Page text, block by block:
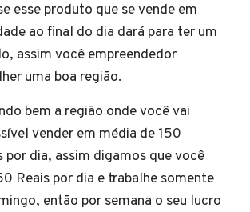
esse produto que se vende em
ao final do dia dará para ter um
assim você empreendedor
uma boa região.
bem a região onde você vai
vender em média de 150
por dia, assim digamos que você
Reais por dia e trabalhe somente
então por semana o seu lucro